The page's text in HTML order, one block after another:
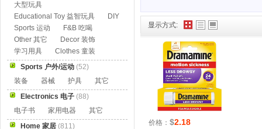
显示方式:
价格： $2.18
大型玩具
Educational Toy 益智玩具
DIY
Sports 运动
F&B 吃喝
Other 其它
Decor 装饰
学习用具
Clothes 童装
Sports 户外/运动 (52)
装备
器械 护具
其它
Electronics 电子 (88)
电子书
家用电器
其它
Home 家居 (811)